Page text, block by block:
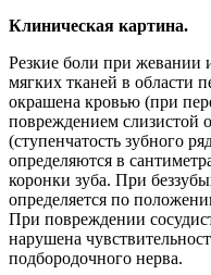
Клиническая картина.
Резкие боли при жевании
мягких тканей в области
окрашена кровью (при
повреждением слизистой
(ступенчатость зубного
определяются в
коронки зуба. При
определяется по
При повреждении
нарушена
подбородочного нерва.